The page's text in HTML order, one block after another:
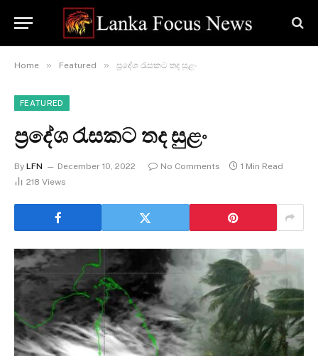
Home » Featured » ප්‍රදේශ රැසකට තද සුළං
FEATURED
ප්‍රදේශ රැසකට තද සුළං
By LFN December 10, 2022 No Comments
1 Min Read
218 Views